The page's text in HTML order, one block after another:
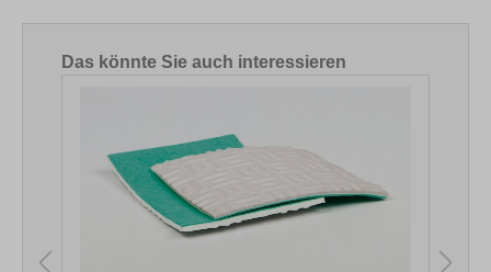
Produktgalerie überspringen
Das könnte Sie auch interessieren